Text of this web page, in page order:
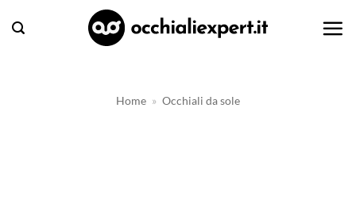
Home » Occhiali da sole